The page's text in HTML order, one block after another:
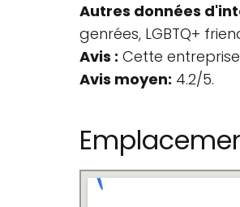
Autres données
genrées, LGBTQ+
Avis : Cette entreprise
Avis moyen: 4.2/5.